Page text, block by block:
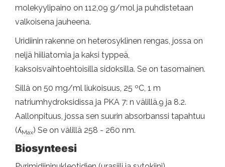
molekyylipaino on 112,09 g/mol ja puhdistetaan
valkoisena jauheena.
Uridiinin rakenne on heterosyklinen rengas, jossa on
neljä hiiliatomia ja kaksi typpeä,
kaksoisvaihtoehtoisilla sidoksilla. Se on tasomainen.
Sillä on 50 mg/ml liukoisuus, 25 ºC, 1 m
natriumhydroksidissa ja PKA 7: n välillä.9 ja 8.2.
Aallonpituus, jossa sen suurin absorbanssi tapahtuu
(ʎMax) Se on välillä 258 - 260 nm.
Biosynteesi